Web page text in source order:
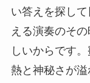
い答えを探し
える演奏のそ
しいからです
熱と神秘さが溢